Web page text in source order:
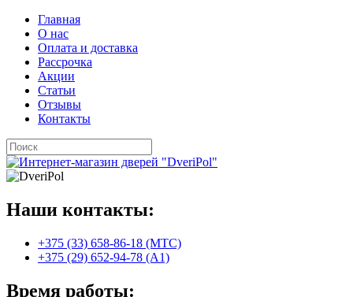
Главная
О нас
Оплата и доставка
Рассрочка
Акции
Статьи
Отзывы
Контакты
Наши контакты:
+375 (33) 658-86-18 (МТС)
+375 (29) 652-94-78 (A1)
Время работы: